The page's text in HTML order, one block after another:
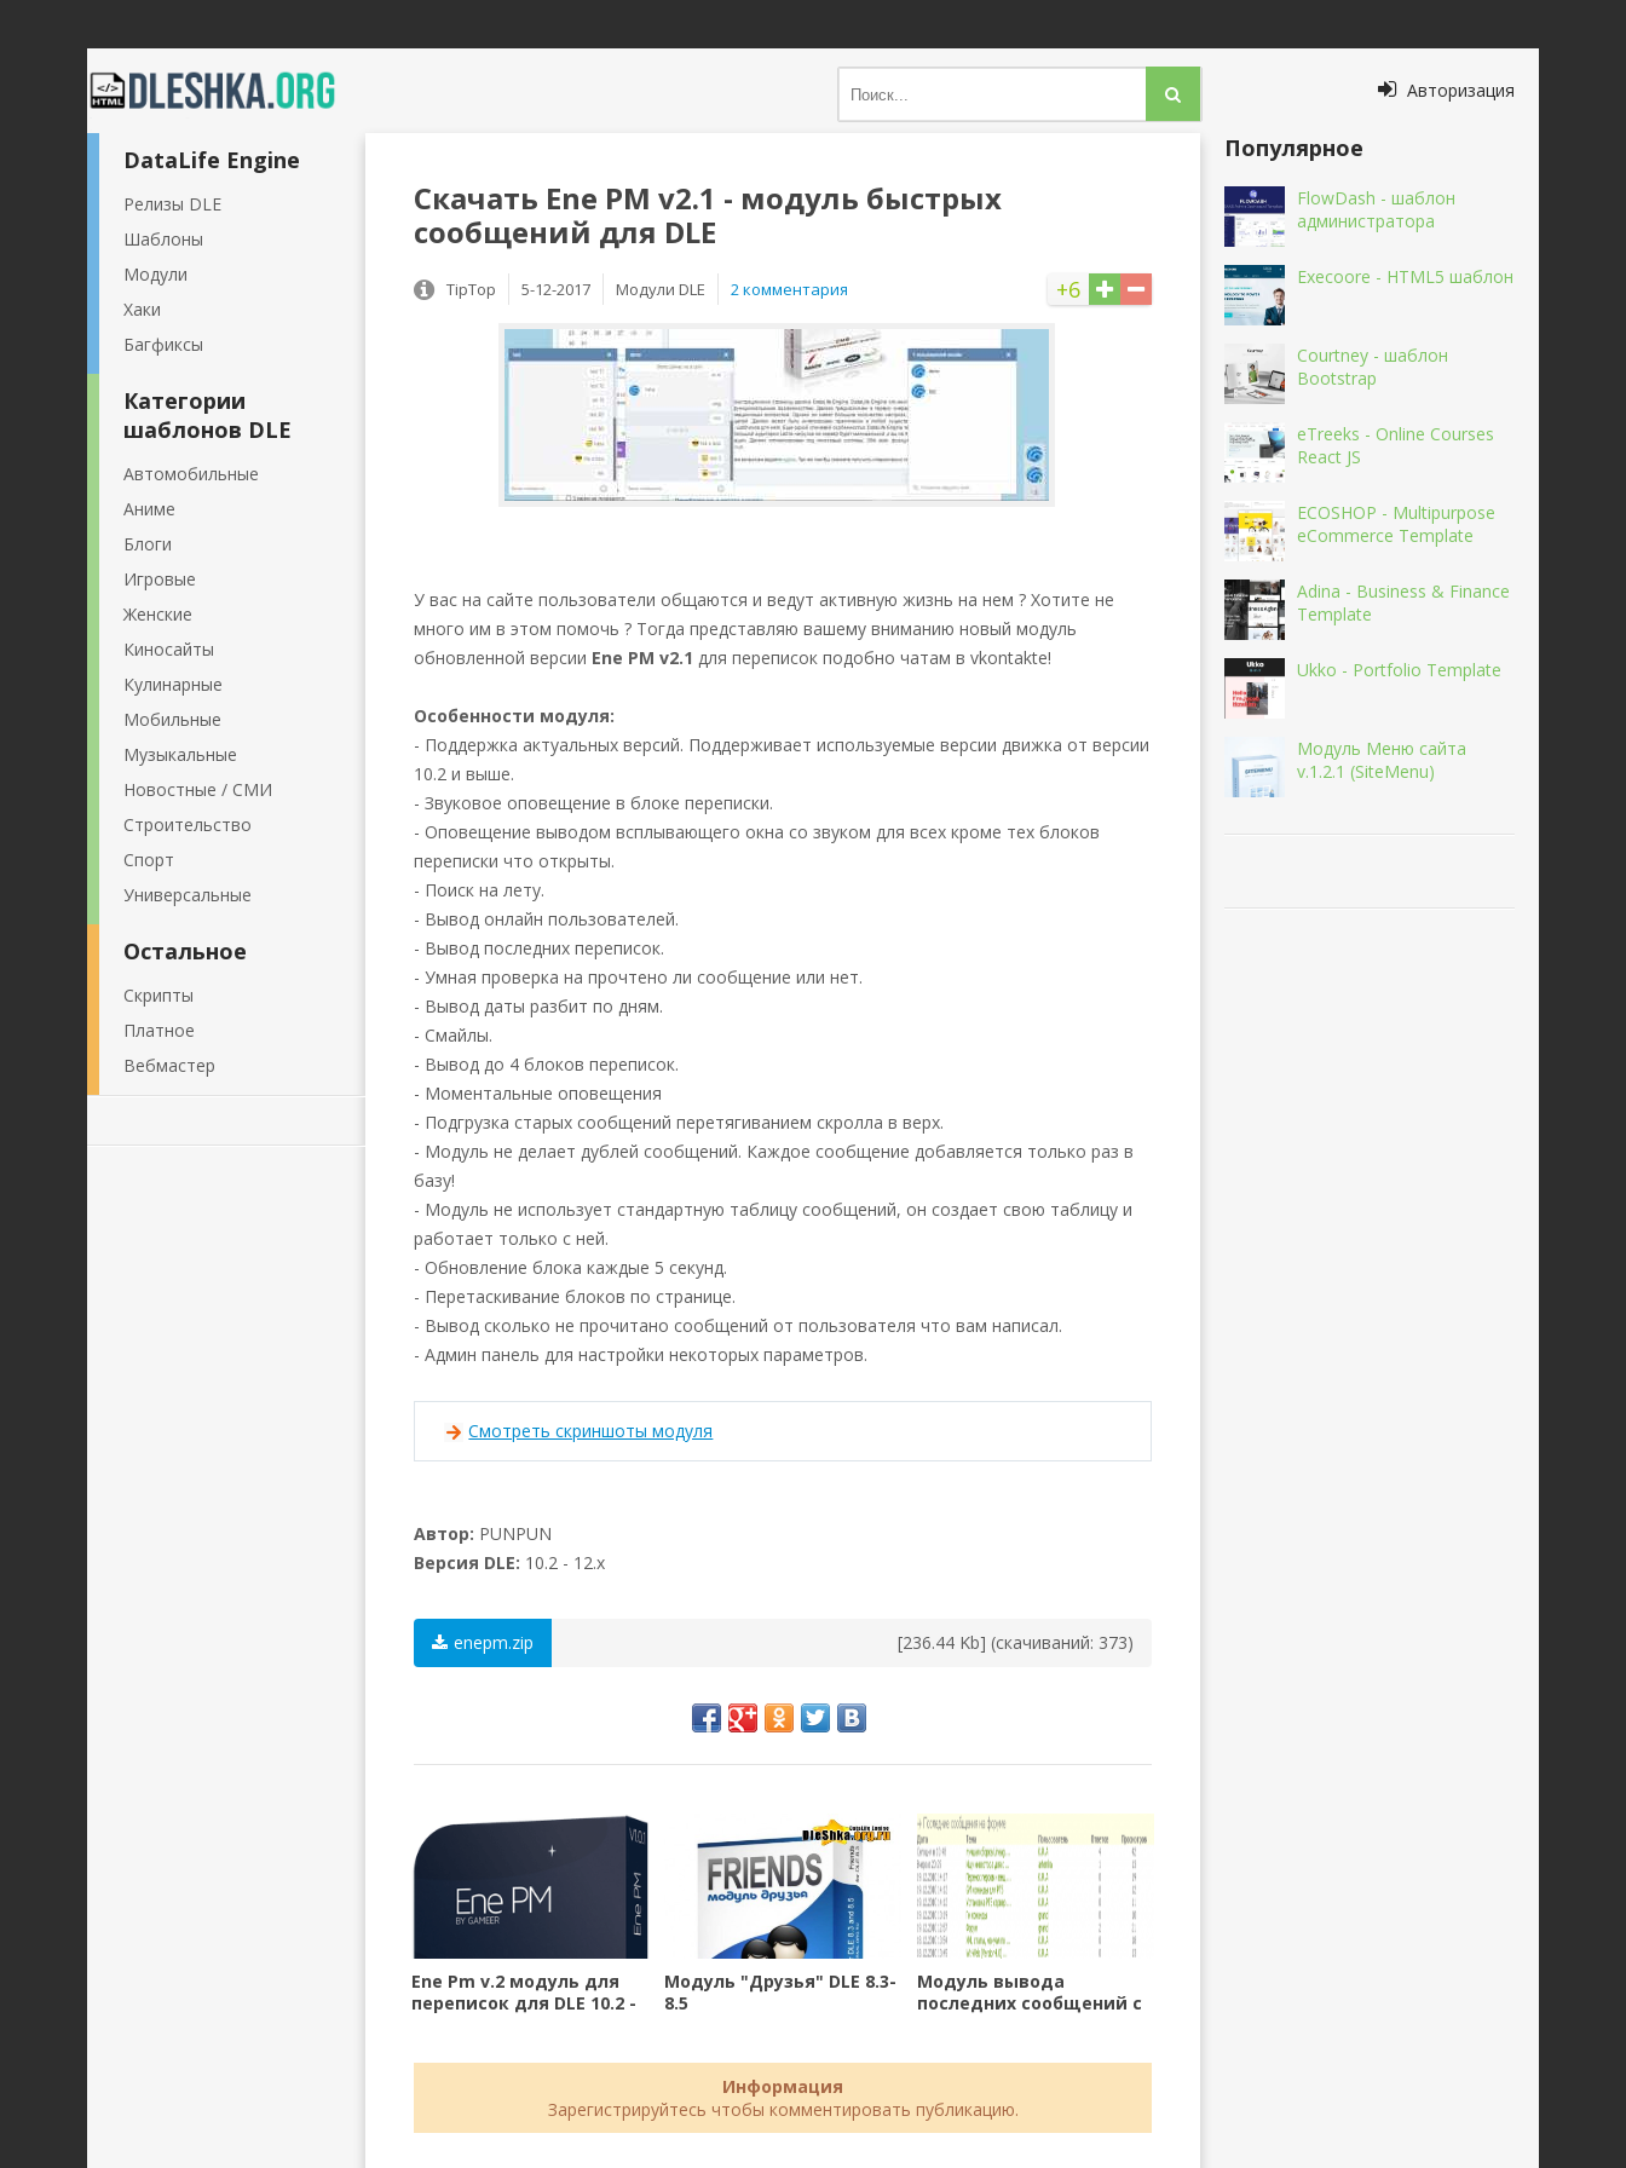
Авторизация
Скачать Ene PM v2.1 - модуль быстрых
сообщений для DLE
+6
TipTop 5-12-2017 Mодули DLE 2 комментария
У вас на сайте пользователи общаются и ведут активную жизнь на нем ? Хотите не
много им в этом помочь ? Тогда представляю вашему вниманию новый модуль
обновленной версии Ene PM v2.1 для переписок подобно чатам в vkontakte!
Особенности модуля:
- Поддержка актуальных версий. Поддерживает используемые версии движка от версии
10.2 и выше.
- Звуковое оповещение в блоке переписки.
- Оповещение выводом всплывающего окна со звуком для всех кроме тех блоков
переписки что открыты.
- Поиск на лету.
- Вывод онлайн пользователей.
- Вывод последних переписок.
- Умная проверка на прочтено ли сообщение или нет.
- Вывод даты разбит по дням.
- Смайлы.
- Вывод до 4 блоков переписок.
- Моментальные оповещения
- Подгрузка старых сообщений перетягиванием скролла в верх.
- Модуль не делает дублей сообщений. Каждое сообщение добавляется только раз в
базу!
- Модуль не использует стандартную таблицу сообщений, он создает свою таблицу и
работает только с ней.
- Обновление блока каждые 5 секунд.
- Перетаскивание блоков по странице.
- Вывод сколько не прочитано сообщений от пользователя что вам написал.
- Админ панель для настройки некоторых параметров.
Смотреть скриншоты модуля
Автор: PUNPUN
Версия DLE: 10.2 - 12.x
enepm.zip [236.44 Kb] (cкачиваний: 373)
Ene Pm v.2 модуль для
переписок для DLE 10.2 -
Модуль "Друзья" DLE 8.3-
8.5
Модуль вывода
последних сообщений с
Информация
Зарегистрируйтесь чтобы комментировать публикацию.
DataLife Engine
Релизы DLE
Шаблоны
Модули
Хаки
Багфиксы
Категории
шаблонов DLE
Автомобильные
Аниме
Блоги
Игровые
Женские
Киносайты
Кулинарные
Мобильные
Музыкальные
Новостные / СМИ
Строительство
Спорт
Универсальные
Остальное
Скрипты
Платное
Вебмастер
Популярное
FlowDash - шаблон
администратора
Execoore - HTML5 шаблон
Courtney - шаблон
Bootstrap
eTreeks - Online Courses
React JS
ECOSHOP - Multipurpose
eCommerce Template
Adina - Business & Finance
Template
Ukko - Portfolio Template
Модуль Меню сайта
v.1.2.1 (SiteMenu)